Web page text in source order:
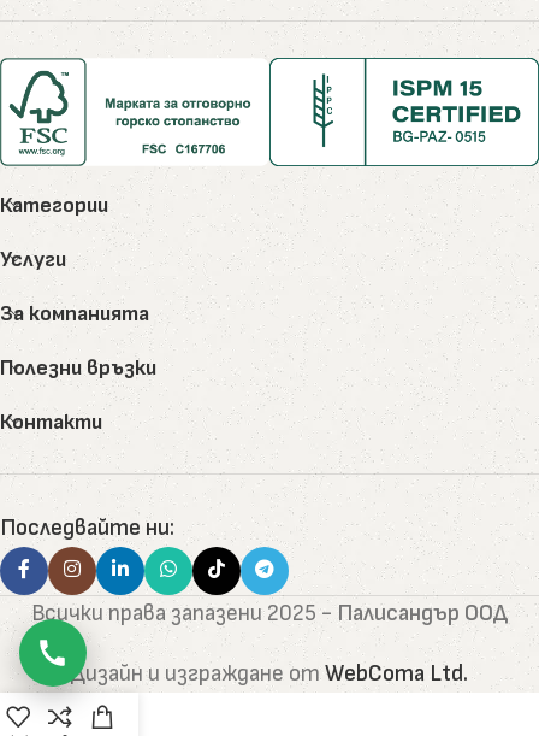
Категории
Услуги
За компанията
Полезни връзки
Контакти
Последвайте ни:
Всички права запазени2025 - Палисандър ООД
Дизайн и изграждане отWebComa Ltd.